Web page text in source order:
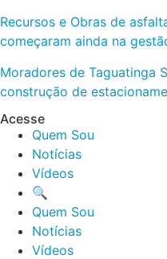
Recursos e Obras de
começaram ainda na
Moradores de Taguatinga
construção de
Acesse
Quem Sou
Notícias
Vídeos
🔍
Quem Sou
Notícias
Vídeos